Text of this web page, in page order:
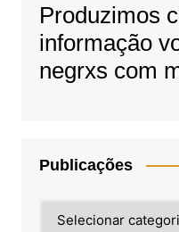
Produzimos
informação
negrxs com
Publicações